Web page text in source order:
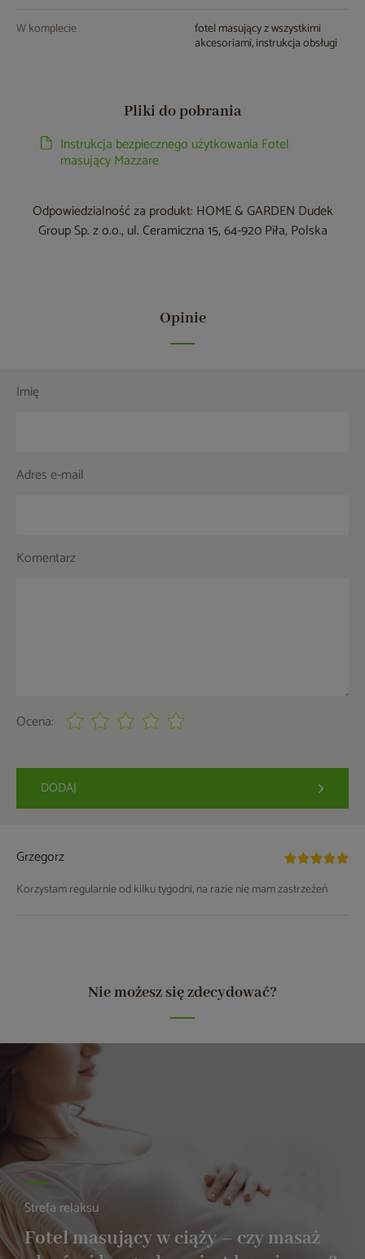
W komplecie fotel masujący z wszystkimi
akcesoriami, instrukcja obsługi
Pliki do pobrania
Instrukcja bezpiecznego użytkowania Fotel
masujący Mazzare
Odpowiedzialność za produkt: HOME & GARDEN Dudek
Group Sp. z o.o., ul. Ceramiczna 15, 64-920 Piła, Polska
Opinie
Imię
Adres e-mail
Komentarz
Ocena:
DODAJ
Grzegorz
Korzystam regularnie od kilku tygodni, na razie nie mam zastrzeżeń
Nie możesz się zdecydować?
Strefa relaksu
Fotel masujący w ciąży – czy masaż